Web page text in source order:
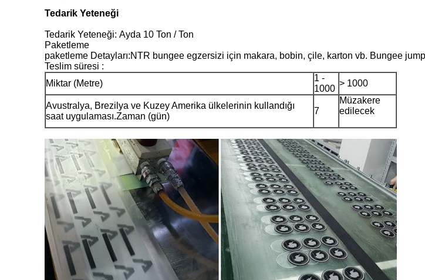
Tedarik Yeteneği
Tedarik Yeteneği: Ayda 10 Ton / Ton
Paketleme
paketleme Detayları:NTR bungee egzersizi için makara, bobin, çile, karton vb. Bungee
Teslim süresi :
Miktar (Metre)
1 -
1000
> 1000
Avustralya, Brezilya ve Kuzey Amerika ülkelerinin kullandığı
saat uygulaması.Zaman (gün)
7
Müzakere
edilecek